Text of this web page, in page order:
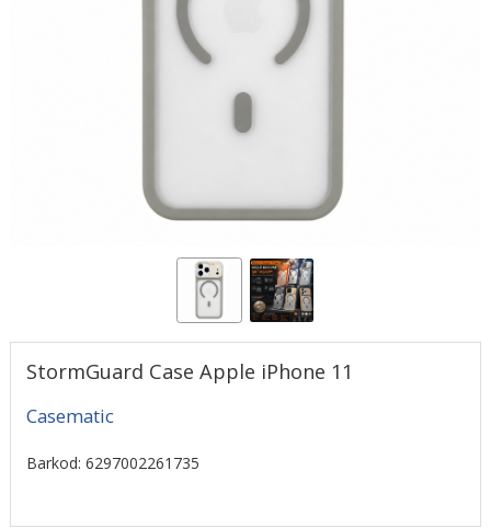
StormGuard Case Apple iPhone 11
Casematic
Barkod: 6297002261735